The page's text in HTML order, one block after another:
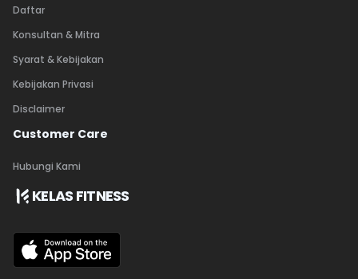
Daftar
Konsultan & Mitra
Syarat & Kebijakan
Kebijakan Privasi
Disclaimer
Customer Care
Hubungi Kami
KELAS FITNESS